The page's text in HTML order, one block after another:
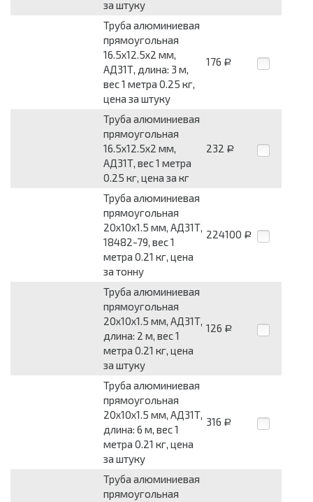
за штуку
Труба алюминиевая
прямоугольная
16.5x12.5x2 мм,
АД31Т, длина: 3 м,
вес 1 метра 0.25 кг,
цена за штуку
176 Р
Труба алюминиевая
прямоугольная
16.5x12.5x2 мм,
АД31Т, вес 1 метра
0.25 кг, цена за кг
232 Р
Труба алюминиевая
прямоугольная
20x10x1.5 мм, АД31Т,
18482-79, вес 1
метра 0.21 кг, цена
за тонну
224100 Р
Труба алюминиевая
прямоугольная
20x10x1.5 мм, АД31Т,
длина: 2 м, вес 1
метра 0.21 кг, цена
за штуку
126 Р
Труба алюминиевая
прямоугольная
20x10x1.5 мм, АД31Т,
длина: 6 м, вес 1
метра 0.21 кг, цена
за штуку
316 Р
Труба алюминиевая
прямоугольная